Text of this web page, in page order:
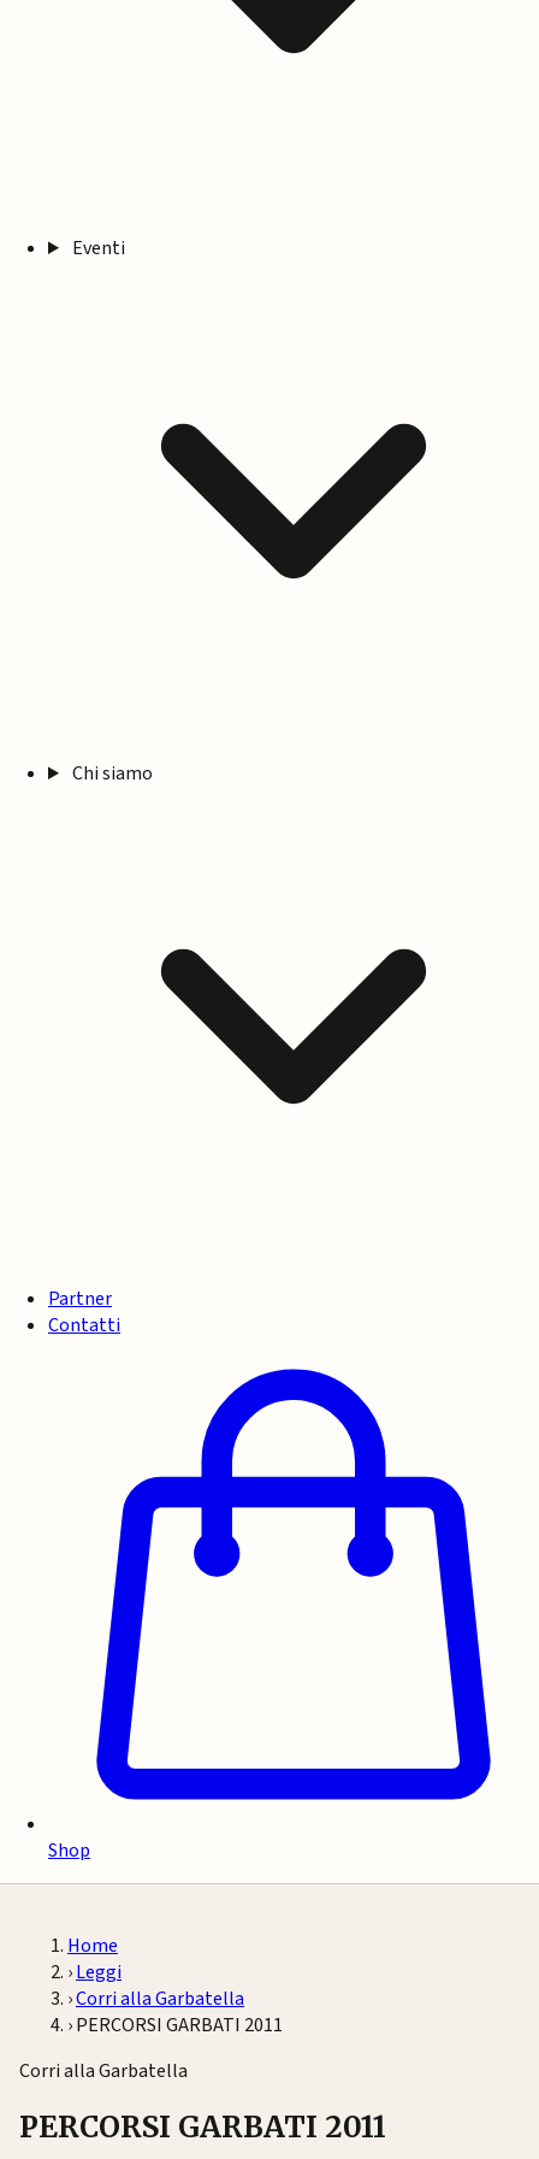
Eventi
Chi siamo
Partner
Contatti
Shop
Home
›Leggi
›Corri alla Garbatella
›PERCORSI GARBATI 2011
Corri alla Garbatella
PERCORSI GARBATI 2011